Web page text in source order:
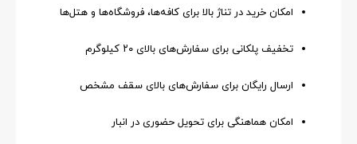
امکان خرید در تناژ بالا برای کافه‌ها، فروشگاه‌ها و هتل‌ها
تخفیف پلکانی برای سفارش‌های بالای ۲۰ کیلوگرم
ارسال رایگان برای سفارش‌های بالای سقف مشخص
امکان هماهنگی برای تحویل حضوری در انبار